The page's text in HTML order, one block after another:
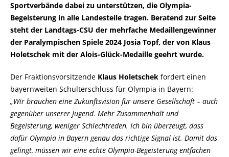
Sportverbände dabei zu unterstützen, die Olympia-
Begeisterung in alle Landesteile tragen. Beratend zur Seite
steht der Landtags-CSU der mehrfache Medaillengewinner
der Paralympischen Spiele 2024 Josia Topf, der von Klaus
Holetschek mit der Alois-Glück-Medaille geehrt wurde.
Der Fraktionsvorsitzende Klaus Holetschek fordert einen
bayernweiten Schulterschluss für Olympia in Bayern:
Wir brauchen eine Zukunftsvision für unsere Gesellschaft – auch
gegenüber unserer Jugend. Mehr Zusammenhalt und
Begeisterung, weniger Schlechtreden. Ich bin überzeugt, dass
dafür Olympia in Bayern genau das richtige Signal ist. Damit das
gelingt, müssen wir eine echte Olympia-Begeisterung entfachen